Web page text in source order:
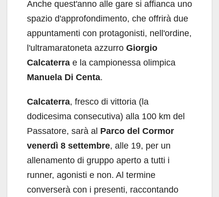
Anche quest'anno alle gare si affianca uno
spazio d'approfondimento, che offrirà due
appuntamenti con protagonisti, nell'ordine,
l'ultramaratoneta azzurro Giorgio
Calcaterra e la campionessa olimpica
Manuela Di Centa.
Calcaterra, fresco di vittoria (la
dodicesima consecutiva) alla 100 km del
Passatore, sarà al Parco del Cormor
venerdì 8 settembre, alle 19, per un
allenamento di gruppo aperto a tutti i
runner, agonisti e non. Al termine
converserà con i presenti, raccontando